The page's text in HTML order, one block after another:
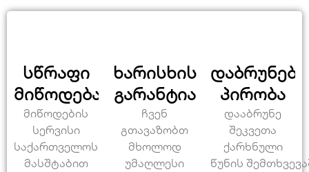
სწრაფი
მიწოდება
მიწოდების
სერვისი
საქართველოს
მასშტაბით
ხარისხის
გარანტია
ჩვენ
გთავაზობთ
მხოლოდ
უმაღლესი
პირობა
დააბრუნე
შეკვეთა
ქარხნული
წუნის